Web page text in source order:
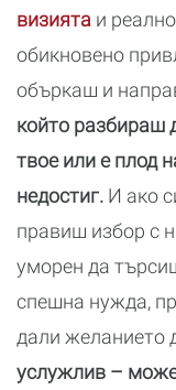
визията и
обикновено
объркаш и
който разбираш
твое или е плод
недостиг. И ако
правиш избор с
уморен да
спешна нужда,
дали желанието
услужлив – може